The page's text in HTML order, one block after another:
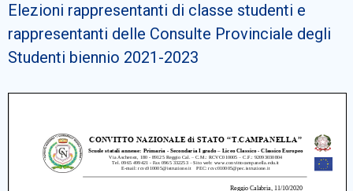
Elezioni rappresentanti di classe studenti e
rappresentanti delle Consulte Provinciale degli
Studenti biennio 2021-2023